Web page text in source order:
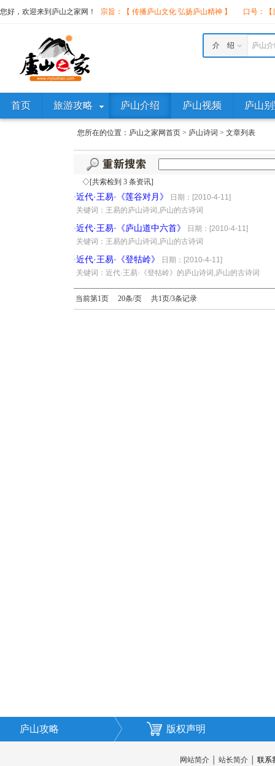
您好，欢迎来到庐山之家网！ 宗旨：【 传播庐山文化 弘扬庐山精神 】 口号：
庐山
介 绍
首页 旅游攻略 庐山介绍 庐山视频 庐山
您所在的位置： 庐山之家网首页 > 庐山诗词 > 文章列表
◇[共索检到 3 条资讯]
·近代·王易·《莲谷对月》
日期：[2010-4-11]
关键词：王易的庐山诗词,庐山的古诗词
·近代·王易·《庐山道中六首》
日期：[2010-4-11]
关键词：王易的庐山诗词,庐山的古诗词
·近代·王易·《登牯岭》
日期：[2010-4-11]
关键词：近代·王易·《登牯岭》的庐山诗词,庐山的古诗词
当前第1页 20条/页 共1页/3条记录
庐山攻略 版权声明
网站简介│ 站长简介│ 联系